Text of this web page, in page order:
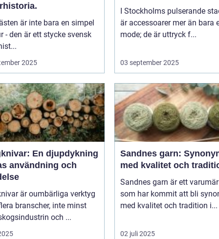
är inte bara en simpel
- den är ett stycke svensk
2025
I Stockholms pulserande
är accessoarer mer än bara
mode; de är uttryck f...
03 september 2025
En djupdykning
användning och
är oumbärliga verktyg
branscher, inte minst
och ...
Sandnes garn:
med kvalitet och
Sandnes garn är ett
som har kommit att bli
med kvalitet och tradition i...
02 juli 2025